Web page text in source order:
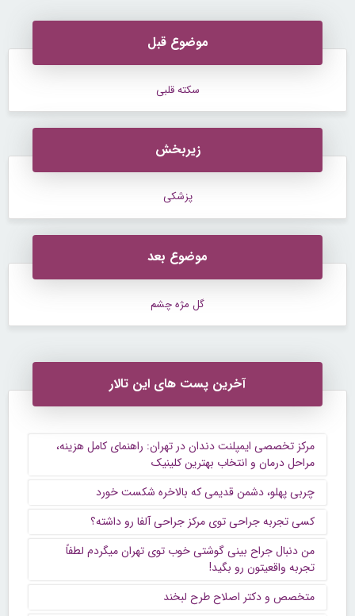
موضوع قبل
سکته قلبی
زیربخش
پزشکی
موضوع بعد
گل مژه چشم
آخرین پست های این تالار
مرکز تخصصی ایمپلنت دندان در تهران: راهنمای کامل هزینه،
مراحل درمان و انتخاب بهترین کلینیک
چربی پهلو، دشمن قدیمی که بالاخره شکست خورد
کسی تجربه جراحی توی مرکز جراحی آلفا رو داشته؟
من دنبال جراح بینی گوشتی خوب توی تهران میگردم لطفاً
تجربه واقعیتون رو بگید!
متخصص و دکتر اصلاح طرح لبخند